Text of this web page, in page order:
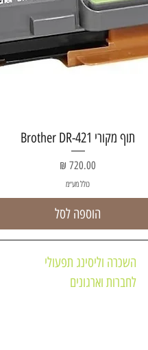
תצוגה מהירהתוף מקורי Brother DR-421
מחיר
כולל מע״מ
הוספה לסל
השכרה וליסינג תפעולי
לחברות וארגונים